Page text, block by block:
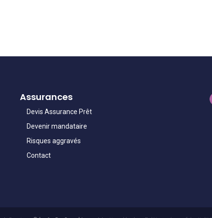
Assurances
Devis Assurance Prêt
Devenir mandataire
Risques aggravés
Contact